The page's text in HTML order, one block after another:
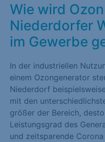
Wie wird
Niederdorfer
im Gewerbe
In der industriellen
einem Ozongenerator
Niederdorf
mit den
größer der Bereich,
Leistungsgrad des
und zeitsparende